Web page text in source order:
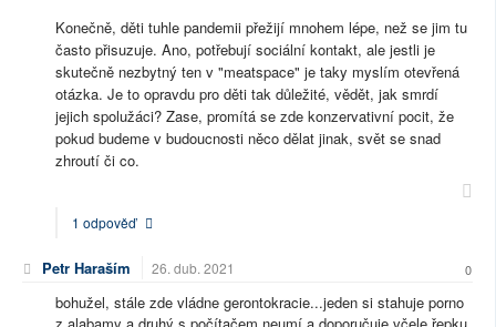
Konečně, děti tuhle pandemii přežijí mnohem lépe, než se jim tu
často přisuzuje. Ano, potřebují sociální kontakt, ale jestli je
skutečně nezbytný ten v "meatspace" je taky myslím otevřená
otázka. Je to opravdu pro děti tak důležité, vědět, jak smrdí
jejich spolužáci? Zase, promítá se zde konzervativní pocit, že
pokud budeme v budoucnosti něco dělat jinak, svět se snad
zhroutí či co.
1 odpověď
Petr Haraším 26. dub. 2021 0
bohužel, stále zde vládne gerontokracie...jeden si stahuje porno
z alabamy a druhý s počítačem neumí a doporučuje včele řepku